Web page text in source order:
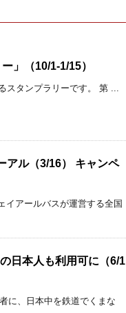
」（10/1-1/15）
スタンプラリーです。 第 ...
アル（3/16） キャンペ
イアールバスが運営する全国
日本人も利用可に（6/1
に、日本中を鉄道でくまな